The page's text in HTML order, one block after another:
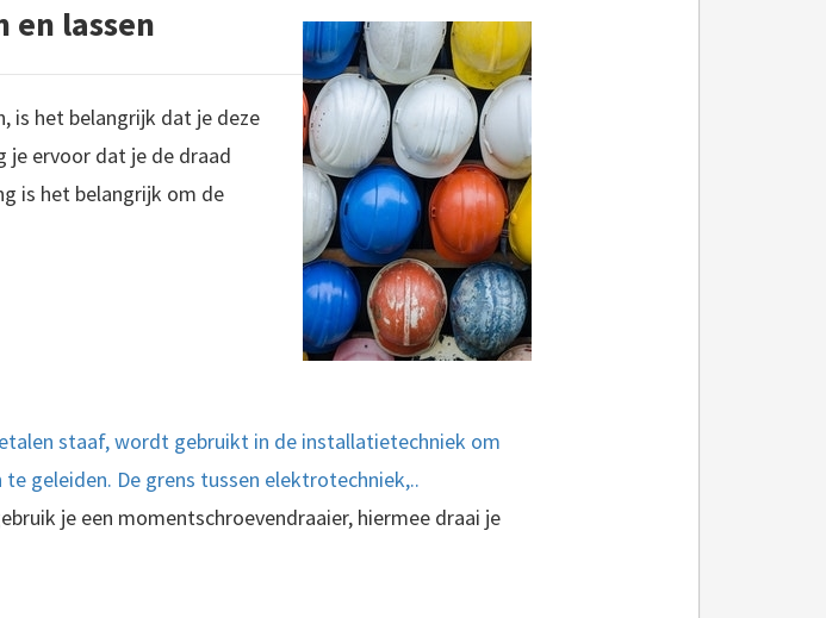
en lassen
is het belangrijk dat je deze
je ervoor dat je de draad
is het belangrijk om de
staaf, wordt gebruikt in de installatietechniek om
geleiden. De grens tussen elektrotechniek,..
je een momentschroevendraaier, hiermee draai je